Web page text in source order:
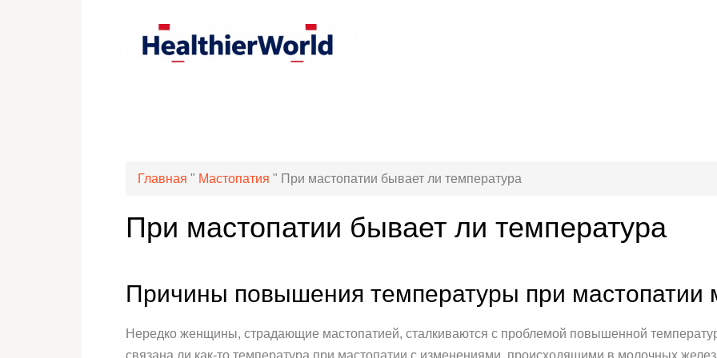
Главная " Мастопатия " При мастопатии бывает ли температура
При мастопатии бывает ли температура
Причины повышения температуры при мастопатии
Нередко женщины, страдающие мастопатией, сталкиваются с проблемой повышенной
связана ли как-то температура при мастопатии с изменениями, происходящими в молочных